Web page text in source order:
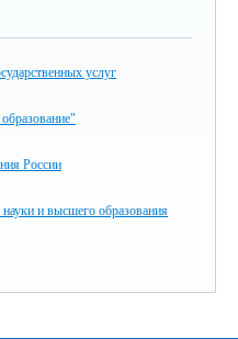
услуг
России
и высшего образования